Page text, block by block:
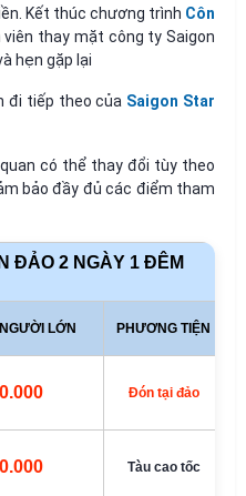
Kết thúc chương trình Côn
viên thay mặt công ty Saigon
hẹn gặp lại
đi tiếp theo của Saigon Star
có thể thay đổi tùy theo
bảo đầy đủ các điểm tham
ĐẢO 2 NGÀY 1 ĐÊM
LỚN PHƯƠNG TIỆN
Đón tại đảo
Tàu cao tốc